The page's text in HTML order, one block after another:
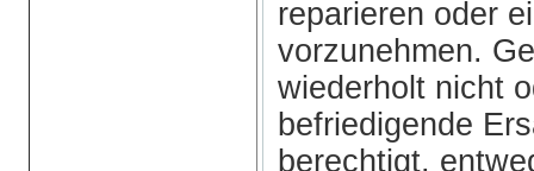
reparieren oder
vorzunehmen.
wiederholt nicht
befriedigende
berechtigt,